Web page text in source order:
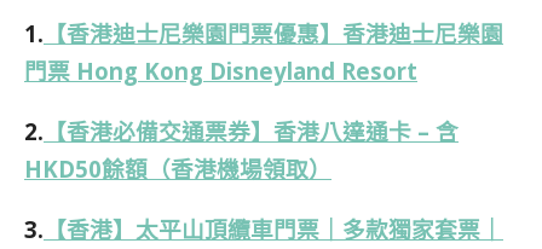
1. 【香港迪士尼樂園門票優惠】香港迪士尼樂園
門票 Hong Kong Disneyland Resort
2. 【香港必備交通票券】香港八達通卡 – 含
HKD50餘額（香港機場領取）
3. 【香港】太平山頂纜車門票｜多款獨家套票｜